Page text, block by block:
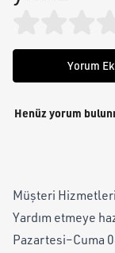
Yorum
Henüz yorum
Müşteri Hizmetleri
Yardım etmeye
Pazartesi–Cuma